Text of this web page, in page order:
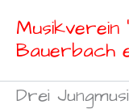
Inhalt
Musikverein
Bauerbach
Drei